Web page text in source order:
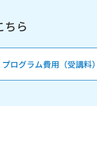
ちら
プログラム費用（受講料）